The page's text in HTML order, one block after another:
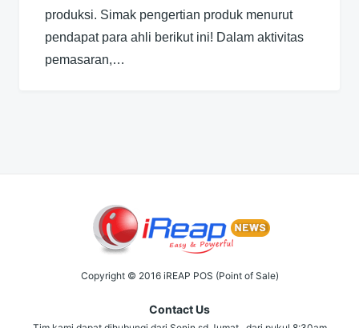
produksi. Simak pengertian produk menurut
pendapat para ahli berikut ini! Dalam aktivitas
pemasaran,…
Copyright © 2016 iREAP POS (Point of Sale)
Contact Us